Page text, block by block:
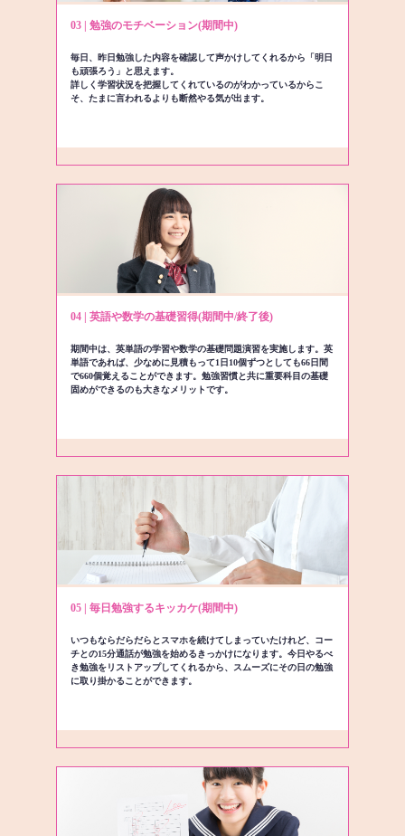
03 | 勉強のモチベーション(期間中)
毎日、昨日勉強した内容を確認して声かけしてくれるから「明日
も頑張ろう」と思えます。
詳しく学習状況を把握してくれているのがわかっているからこ
そ、たまに言われるよりも断然やる気が出ます。
04 | 英語や数学の基礎習得(期間中/終了後)
期間中は、英単語の学習や数学の基礎問題演習を実施します。英
単語であれば、少なめに見積もって1日10個ずつとしても66日間
で660個覚えることができます。勉強習慣と共に重要科目の基礎
固めができるのも大きなメリットです。
05 | 毎日勉強するキッカケ(期間中)
いつもならだらだらとスマホを続けてしまっていたけれど、コー
チとの15分通話が勉強を始めるきっかけになります。今日やるべ
き勉強をリストアップしてくれるから、スムーズにその日の勉強
に取り掛かることができます。